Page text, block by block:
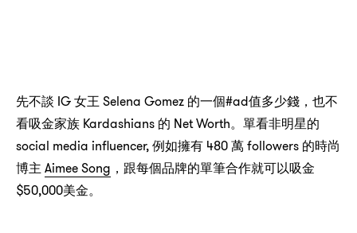
先不談 IG 女王 Selena Gomez 的一個#ad值多少錢 ， 也不
看吸金家族 Kardashians 的 Net Worth。單看非明星的
social media influencer, 例如擁有 480 萬 followers 的時尚
博主 Aimee Song ， 跟每個品牌的單筆合作就可以吸金
$50,000美金。